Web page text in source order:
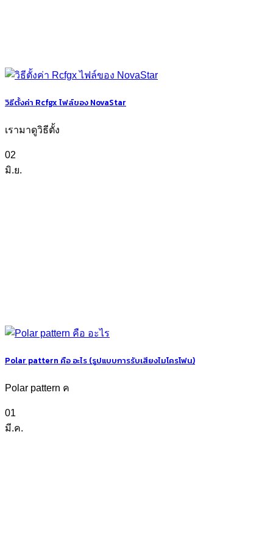
วิธีตั้งค่า Rcfgx ไฟล์ของ NovaStar
เรามาดูวิธีตั้ง
02
มิ.ย.
Polar pattern คือ อะไร (รูปแบบการรับเสียงไมโครโฟน)
Polar pattern ค
01
มี.ค.